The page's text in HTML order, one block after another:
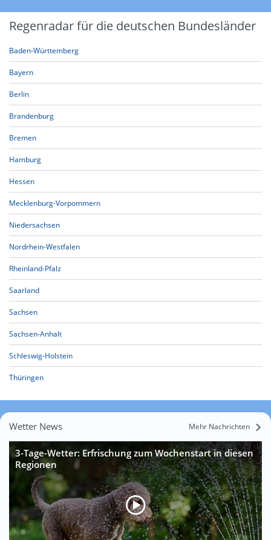
Regenradar für die deutschen Bundesländer
Baden-Württemberg
Bayern
Berlin
Brandenburg
Bremen
Hamburg
Hessen
Mecklenburg-Vorpommern
Niedersachsen
Nordrhein-Westfalen
Rheinland-Pfalz
Saarland
Sachsen
Sachsen-Anhalt
Schleswig-Holstein
Thüringen
Wetter News Mehr Nachrichten
3-Tage-Wetter: Erfrischung zum Wochenstart in diesen
Regionen